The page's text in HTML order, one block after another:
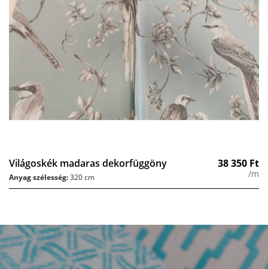
Világoskék madaras dekorfüggöny 38 350 Ft
/m
Anyag szélesség:320 cm